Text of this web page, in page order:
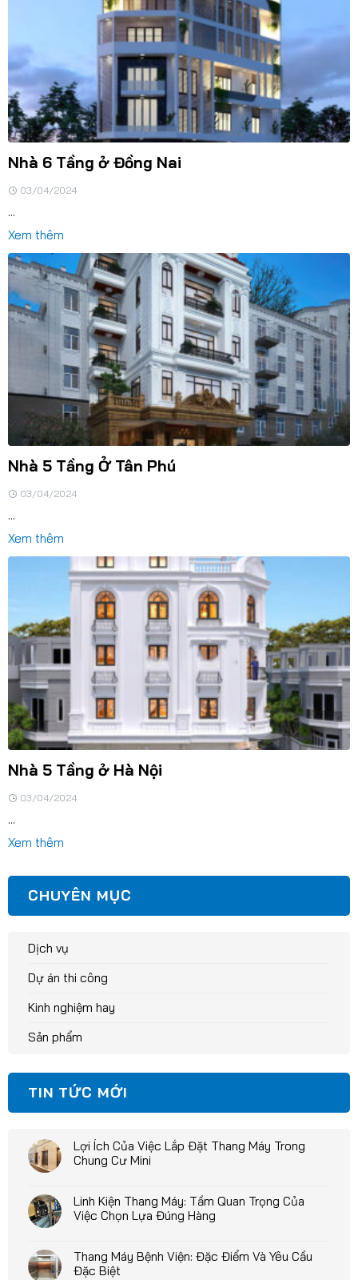
Nhà 6 Tầng ở Đồng Nai
03/04/2024
...
Xem thêm
Nhà 5 Tầng Ở Tân Phú
03/04/2024
...
Xem thêm
Nhà 5 Tầng ở Hà Nội
03/04/2024
...
Xem thêm
CHUYÊN MỤC
Dịch vụ
Dự án thi công
Kinh nghiệm hay
Sản phẩm
TIN TỨC MỚI
Lợi Ích Của Việc Lắp Đặt Thang Máy Trong
Chung Cư Mini
Linh Kiện Thang Máy: Tầm Quan Trọng Của
Việc Chọn Lựa Đúng Hàng
Thang Máy Bệnh Viện: Đặc Điểm Và Yêu Cầu
Đặc Biệt